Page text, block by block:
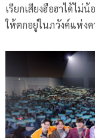
เรียกเสียงฮือฮาได้ไม่
ให้ตกอยู่ในภวังค์แห่ง
ล่าสุด เอาไรว่ามา (Anything You Want) จาก GMMTV
ปากกาแต่งเนื้อร้องแล
อภิวัฒน์ พงษ์วาท หรือ หนึ่ง ETC นั่ง
และเป็นโคโปรดิวเซอ